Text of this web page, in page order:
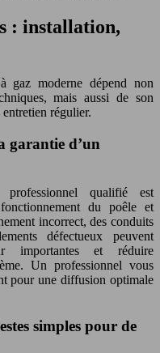
: installation,
gaz moderne dépend non
mais aussi de son
régulier.
garantie d’un
qualifié est
du poêle et
incorrect, des conduits
défectueux peuvent
importantes et réduire
Un professionnel vous
pour une diffusion optimale
simples pour de